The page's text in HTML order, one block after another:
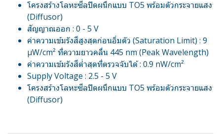
โครงสร้างโลหะซีลปิดผนึกแบบ TO5 พร้อมตัวกระจายแสง
(Diffusor)
สัญญาณออก : 0 - 5 V
ค่าความเข้มรังสีสูงสุดก่อนอิ่มตัว (Saturation Limit) : 9
µW/cm² ที่ความยาวคลื่น 445 nm (Peak Wavelength)
ค่าความเข้มรังสีต่ำสุดที่ตรวจจับได้ : 0.9 nW/cm²
Supply Voltage : 2.5 - 5 V
โครงสร้างโลหะซีลปิดผนึกแบบ TO5 พร้อมตัวกระจายแสง
(Diffusor)